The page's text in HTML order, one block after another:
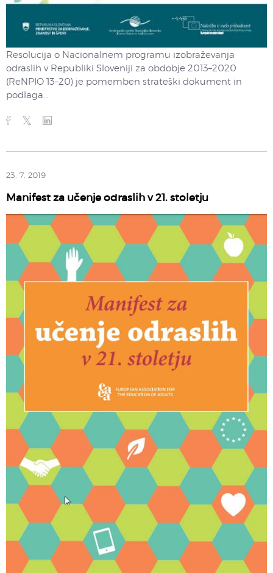
Resolucija o Nacionalnem programu izobraževanja
odraslih v Republiki Sloveniji za obdobje 2013–2020
(ReNPIO 13–20) je pomemben strateški dokument in
podlaga...
23. 7. 2019
Manifest za učenje odraslih v 21. stoletju